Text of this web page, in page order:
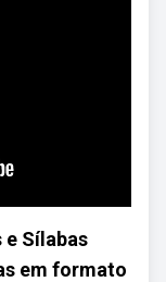
Sílabas
em formato